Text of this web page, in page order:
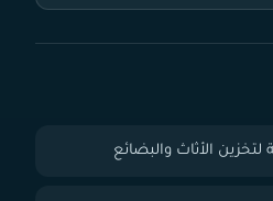
الأثاث والبضائع